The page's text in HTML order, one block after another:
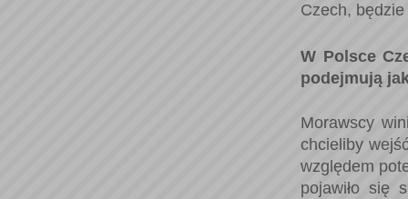
Czech,
W Polsce
podejmują
Morawscy
chcieliby
względem
pojawiło się